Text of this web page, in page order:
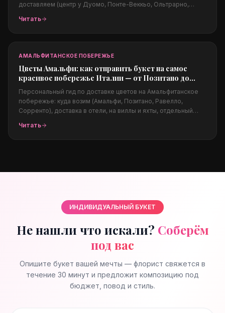
доставляем (центр у Дуомо, Понте-Веккьо, Ольтрарно,
годовщины, предложения на закате), цены в евро и заказ из-
Читать
АМАЛЬФИТАНСКОЕ ПОБЕРЕЖЬЕ
Цветы Амальфи: как отправить букет на самое
красивое побережье Италии — от Позитано до
Равелло
Персональный гид по доставке цветов на Амальфитанское
побережье: куда возим (Амальфи, Позитано, Равелло,
Сорренто), доставка в отели, на виллы и яхты, отдельный
какие цветы подходят климату, цены в евро и заказ из-за
Читать
ИНДИВИДУАЛЬНЫЙ БУКЕТ
Не нашли что искали? Соберём
под вас
Опишите букет вашей мечты — флорист свяжется в
течение 30 минут и предложит композицию под
бюджет, повод и стиль.